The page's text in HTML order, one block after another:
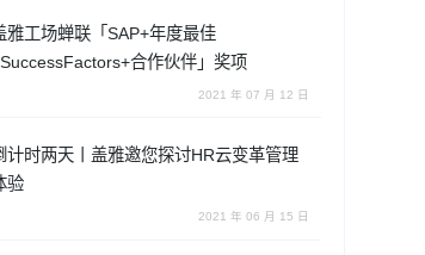
雅工场蝉联「SAP+年度最佳
合作伙伴」奖项
2021 年 07 月 12 日
计时两天丨盖雅邀您探讨HR云变革管理
验
2021 年 06 月 15 日